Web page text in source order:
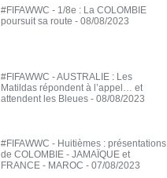
#FIFAWWC - 1/8e : La COLOMBIE
poursuit sa route - 08/08/2023
#FIFAWWC - AUSTRALIE : Les
Matildas répondent à l’appel… et
attendent les Bleues - 08/08/2023
#FIFAWWC - Huitièmes : présentations
de COLOMBIE - JAMAÏQUE et
FRANCE - MAROC - 07/08/2023